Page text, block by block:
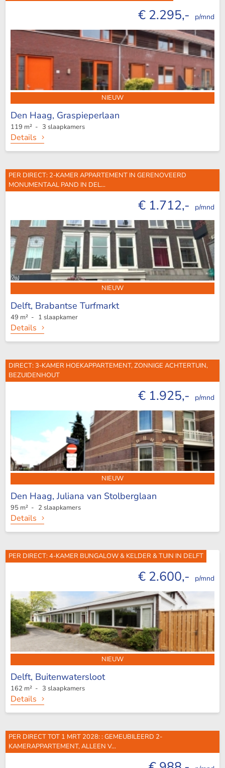
€ 2.295,- p/mnd
NIEUW
Den Haag, Graspieperlaan
119 m² - 3 slaapkamers
Details
PER DIRECT: 2-KAMER APPARTEMENT IN GERENOVEERD
MONUMENTAAL PAND IN DEL...
€ 1.712,- p/mnd
NIEUW
Delft, Brabantse Turfmarkt
49 m² - 1 slaapkamer
Details
DIRECT: 3-KAMER HOEKAPPARTEMENT, ZONNIGE ACHTERTUIN,
BEZUIDENHOUT
€ 1.925,- p/mnd
NIEUW
Den Haag,Juliana van Stolberglaan
95 m² - 2 slaapkamers
Details
PER DIRECT: 4-KAMER BUNGALOW & KELDER & TUIN IN DELFT
€ 2.600,- p/mnd
NIEUW
Delft, Buitenwatersloot
162 m² - 3 slaapkamers
Details
PER DIRECT TOT 1 MRT 2028: : GEMEUBILEERD 2-
KAMERAPPARTEMENT, ALLEEN V...